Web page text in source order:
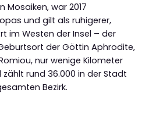
war 2017
und gilt als ruhigerer,
im Westen der Insel – der
der Göttin Aphrodite,
nur wenige Kilometer
rund 36.000 in der Stadt
Bezirk.